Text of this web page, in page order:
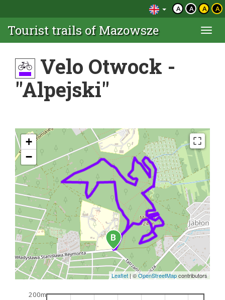
A A A A
Tourist trails of Mazowsze
Velo Otwock -
"Alpejski"
+
−
Leaflet |©OpenStreetMapcontributors
200m